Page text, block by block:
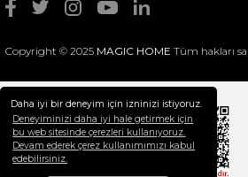
Daha iyi bir deneyim için izninizi istiyoruz.
Deneyiminizi daha iyi hale getirmek için
bu web sitesinde çerezleri kullanıyoruz.
Devam ederek çerez kullanımımızı kabul
edebilirsiniz.
Selim Dekor Chain 15x20 Çerçeve Vizon
Copyright © 2025 MAGIC HOME Tüm hakları